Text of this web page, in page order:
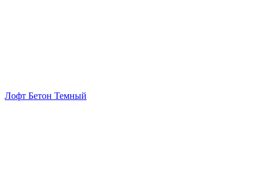
Лофт Бетон Темный